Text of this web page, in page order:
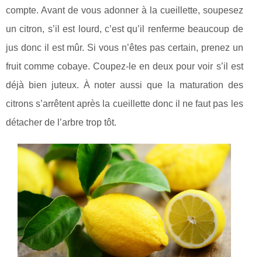
compte. Avant de vous adonner à la cueillette, soupesez
un citron, s’il est lourd, c’est qu’il renferme beaucoup de
jus donc il est mûr. Si vous n’êtes pas certain, prenez un
fruit comme cobaye. Coupez-le en deux pour voir s’il est
déjà bien juteux. À noter aussi que la maturation des
citrons s’arrêtent après la cueillette donc il ne faut pas les
détacher de l’arbre trop tôt.